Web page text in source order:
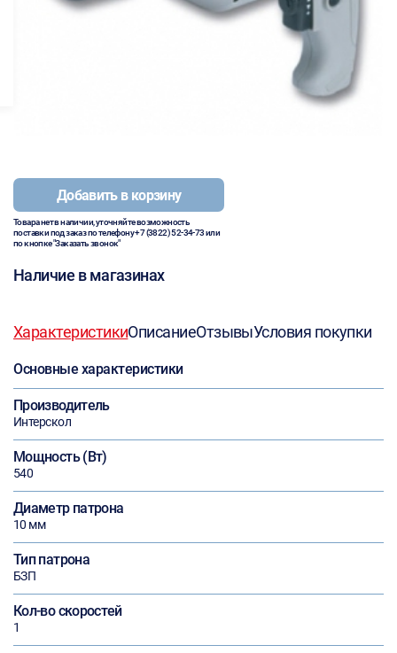
Добавить в корзину
Товара нет в наличии, уточняйте возможность
поставки под заказ по телефону+7 (3822) 52-34-73или
по кнопке "Заказать звонок"
Наличие в магазинах
ХарактеристикиОписаниеОтзывыУсловия покупки
Основные характеристики
Производитель
Интерскол
Мощность (Вт)
540
Диаметр патрона
10 мм
Тип патрона
БЗП
Кол-во скоростей
1